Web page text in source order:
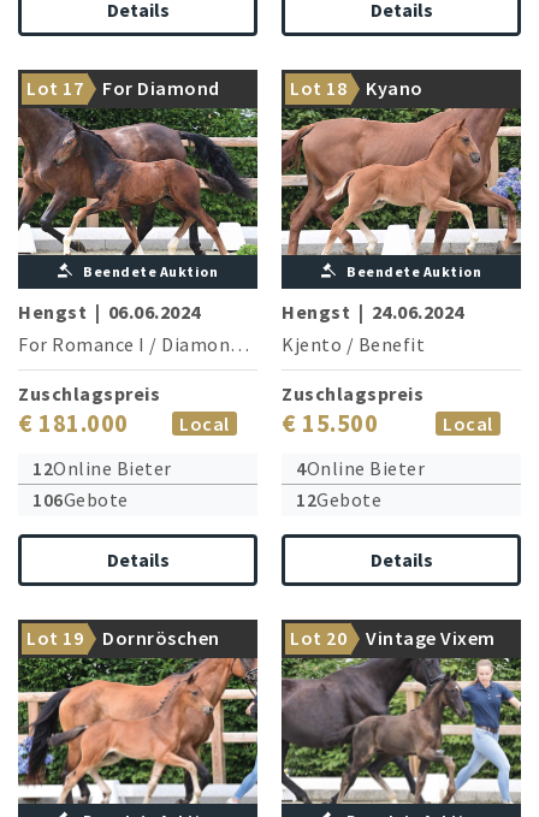
Details Details
Lot 17 For Diamond
Bruder von drei
hochdotierten
Ausnahmefohlen!
Beendete Auktion
Hengst | 06.06.2024
For Romance I / Diamond Hit
Zuschlagspreis
€ 181.000
Local
12Online Bieter
106Gebote
Details
Lot 18 Kyano
Siegerstute Benice ist die
Mutter!
Beendete Auktion
Hengst | 24.06.2024
Kjento / Benefit
Zuschlagspreis
€ 15.500
Local
4Online Bieter
12Gebote
Details
Lot 19 Dornröschen
Brillante Tänzerin! Lot 20
Vintage Vixem
Ballante
EM-Goldgewinnerin Cecil ist
Schwester der Großmutter